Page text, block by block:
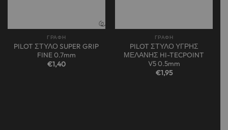
ΓΡΑΦΗ
PILOT ΣΤΥΛΟ SUPER GRIP
FINE 0.7mm
€1,40
ΓΡΑΦΗ
PILOT ΣΤΥΛΟ ΥΓΡΗΣ
ΜΕΛΑΝΗΣ HI-TECPOINT
V5 0.5mm
€1,95